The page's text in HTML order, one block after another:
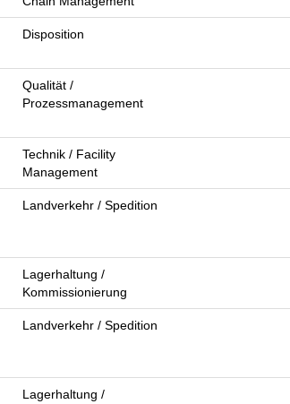
Disposition
Qualität /
Prozessmanagement
Technik / Facility
Management
Landverkehr / Spedition
Lagerhaltung /
Kommissionierung
Landverkehr / Spedition
Lagerhaltung /